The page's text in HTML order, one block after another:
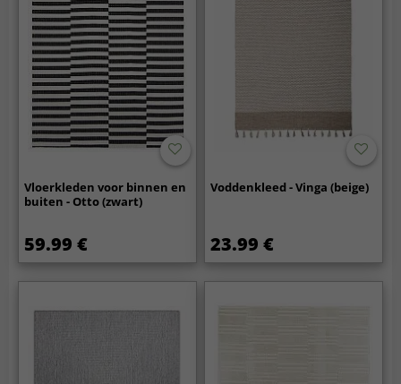
Vloerkleden voor binnen en
buiten - Otto (zwart)
59.99 €
Voddenkleed - Vinga (beige)
23.99 €